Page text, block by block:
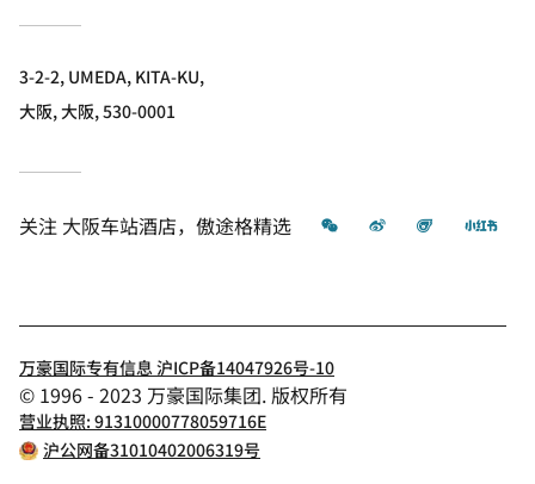
3-2-2, UMEDA, KITA-KU,
大阪, 大阪, 530-0001
关注 大阪车站酒店，傲途格精选 微信 微博 飞猪 小
万豪国际专有信息 沪ICP备14047926号-10
© 1996 - 2023 万豪国际集团. 版权所有
营业执照: 91310000778059716E
沪公网备31010402006319号